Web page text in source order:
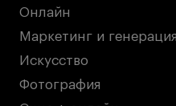
Онлайн
Маркетинг и
Искусство
Фотография